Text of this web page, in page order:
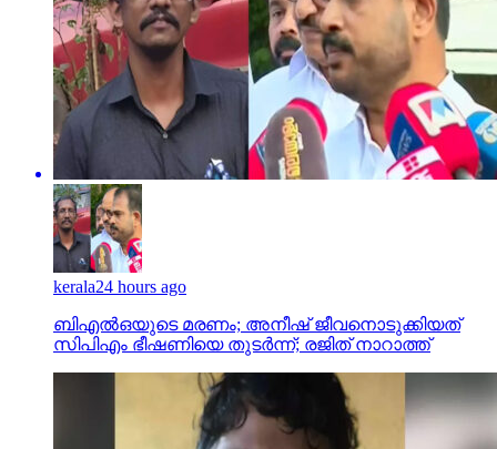
kerala24 hours ago
ബിഎല്‍ഒയുടെ മരണം; അനീഷ് ജീവനൊടുക്കിയത്
സിപിഎം ഭീഷണിയെ തുടര്‍ന്ന്; രജിത് നാറാത്ത്